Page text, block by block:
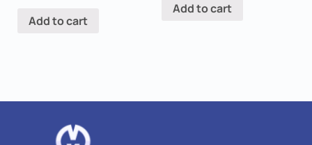
Add to cart
Add to cart